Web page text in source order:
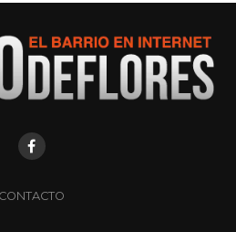
CONTACTO